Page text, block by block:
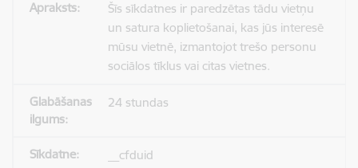
Šīs sīkdatnes ir paredzētas tādu vietņu
un satura koplietošanai, kas jūs interesē
mūsu vietnē, izmantojot trešo personu
sociālos tīklus vai citas vietnes.
24 stundas
__cfduid